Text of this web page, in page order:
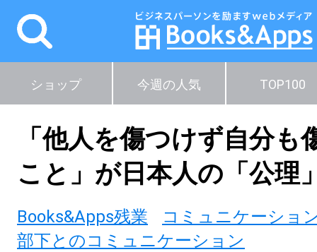
ショップ 今週の人気 TOP100
「他人を傷つけず自分も
こと」が日本人の「公理
Books&Apps残業
コミュニケーショ
部下とのコミュニケーション